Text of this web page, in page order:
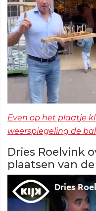
Even op het plaatje
weerspiegeling de
Dries Roelvink
plaatsen van